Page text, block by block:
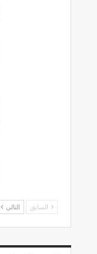
السابق التالي